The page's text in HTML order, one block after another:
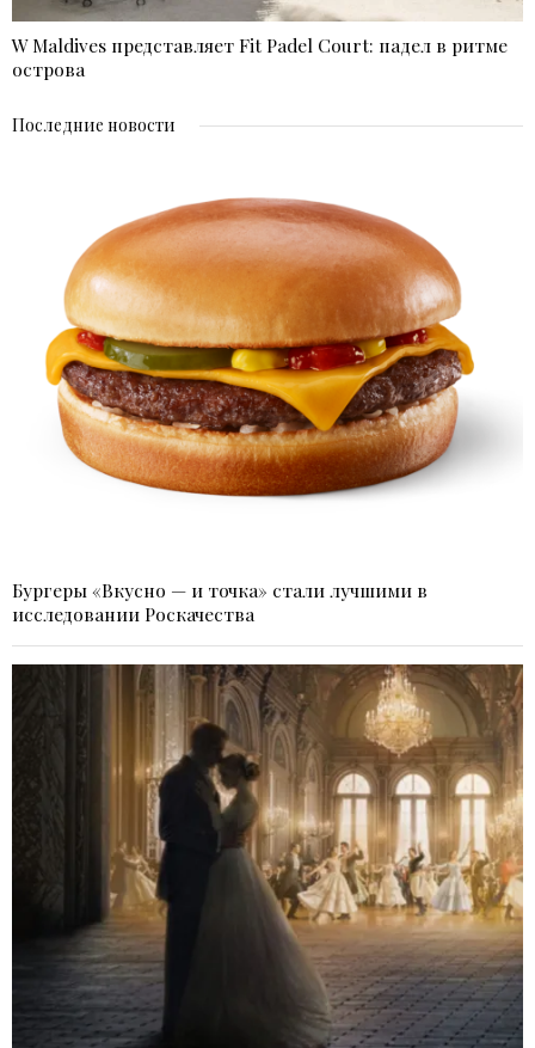
W Maldives представляет Fit Padel Court: падел в ритме
острова
Последние новости
Бургеры «Вкусно — и точка» стали лучшими в
исследовании Роскачества